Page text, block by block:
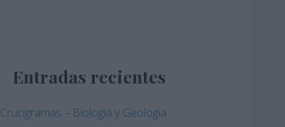
Entradas recientes
Crucigramas – Biologia y Geologia